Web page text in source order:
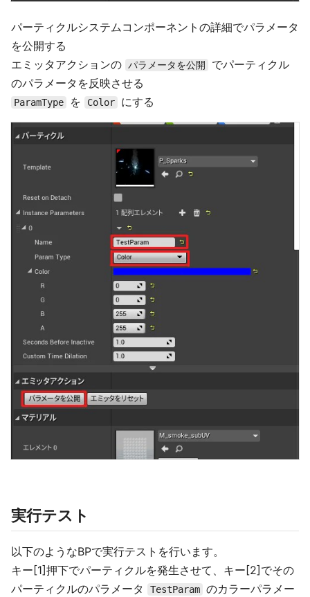
パーティクルシステムコンポーネントの詳細でパラメータ
を公開する
エミッタアクションの パラメータを公開
でパーティクル
のパラメータを反映させる
ParamType を Color にする
実行テスト
以下のようなBPで実行テストを行います。
キー[1]押下でパーティクルを発生させて、キー[2]でその
パーティクルのパラメータ
TestParam のカラーパラメー